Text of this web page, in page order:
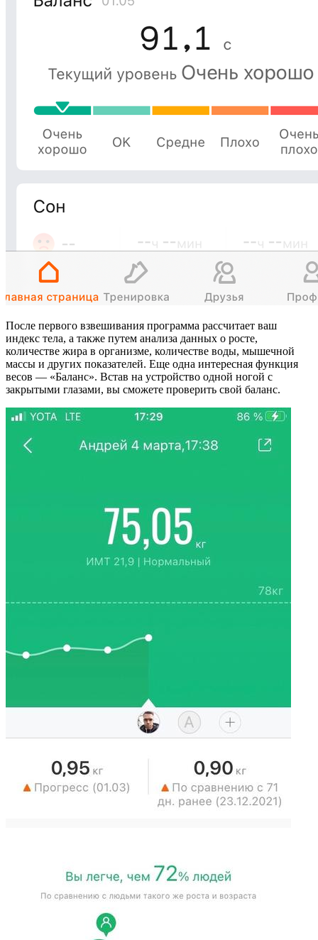
После первого взвешивания программа рассчитает ваш
индекс тела, а также путем анализа данных о росте,
количестве жира в организме, количестве воды, мышечной
массы и других показателей. Еще одна интересная функция
весов — «Баланс». Встав на устройство одной ногой с
закрытыми глазами, вы сможете проверить свой баланс.